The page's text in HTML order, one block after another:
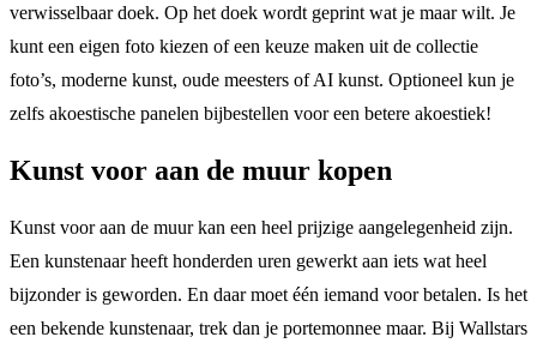
verwisselbaar doek. Op het doek wordt geprint wat je maar wilt. Je
kunt een eigen foto kiezen of een keuze maken uit de collectie
foto’s, moderne kunst, oude meesters of AI kunst. Optioneel kun je
zelfs akoestische panelen bijbestellen voor een betere akoestiek!
Kunst voor aan de muur kopen
Kunst voor aan de muur kan een heel prijzige aangelegenheid zijn.
Een kunstenaar heeft honderden uren gewerkt aan iets wat heel
bijzonder is geworden. En daar moet één iemand voor betalen. Is het
een bekende kunstenaar, trek dan je portemonnee maar. Bij Wallstars